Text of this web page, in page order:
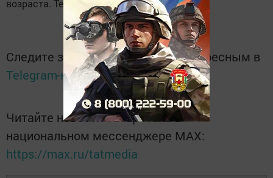
возраста. Телефон для справок: 4-16-98.
Следите за самым важным и интересным в
Telegram-каналеТатмедиа
Читайте новости Татарстана в
национальном мессенджере MАХ:
https://max.ru/tatmedia